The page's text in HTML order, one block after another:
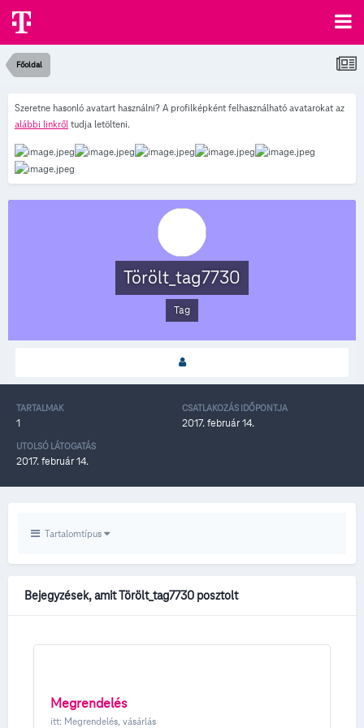
Főoldal
Szeretne hasonló avatart használni? A profilképként felhasználható avatarokat az
alábbi linkről tudja letölteni.
Törölt_tag7730
Tag
TARTALMAK
1
CSATLAKOZÁS IDŐPONTJA
2017. február 14.
UTOLSÓ LÁTOGATÁS
2017. február 14.
Tartalomtípus
Bejegyzések, amit Törölt_tag7730 posztolt
Megrendelés
itt: Megrendelés, vásárlás